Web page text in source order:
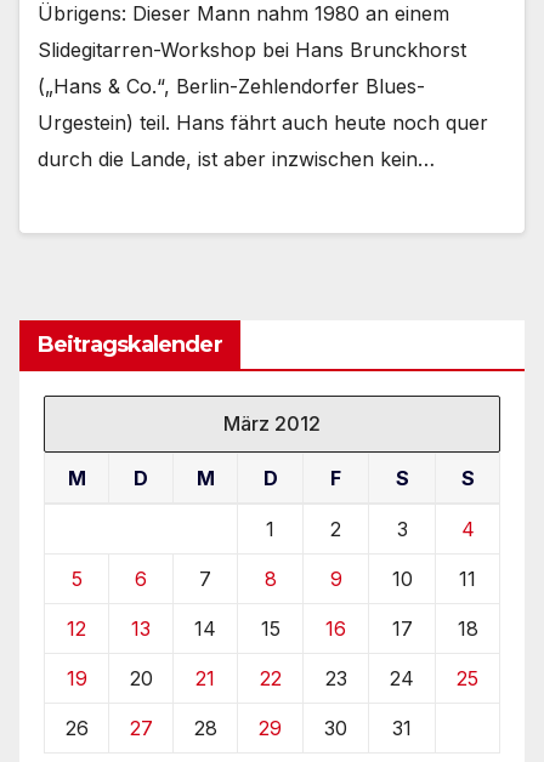
Übrigens: Dieser Mann nahm 1980 an einem
Slidegitarren-Workshop bei Hans Brunckhorst
(„Hans & Co.“, Berlin-Zehlendorfer Blues-
Urgestein) teil. Hans fährt auch heute noch quer
durch die Lande, ist aber inzwischen kein…
Beitragskalender
März 2012
M D M D F S S
1 2 3 4
5 6 7 8 9 10 11
12 13 14 15 16 17 18
19 20 21 22 23 24 25
26 27 28 29 30 31